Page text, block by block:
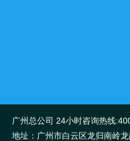
广州总公司 24小时咨询热线
地址：广州市白云区龙归南岭